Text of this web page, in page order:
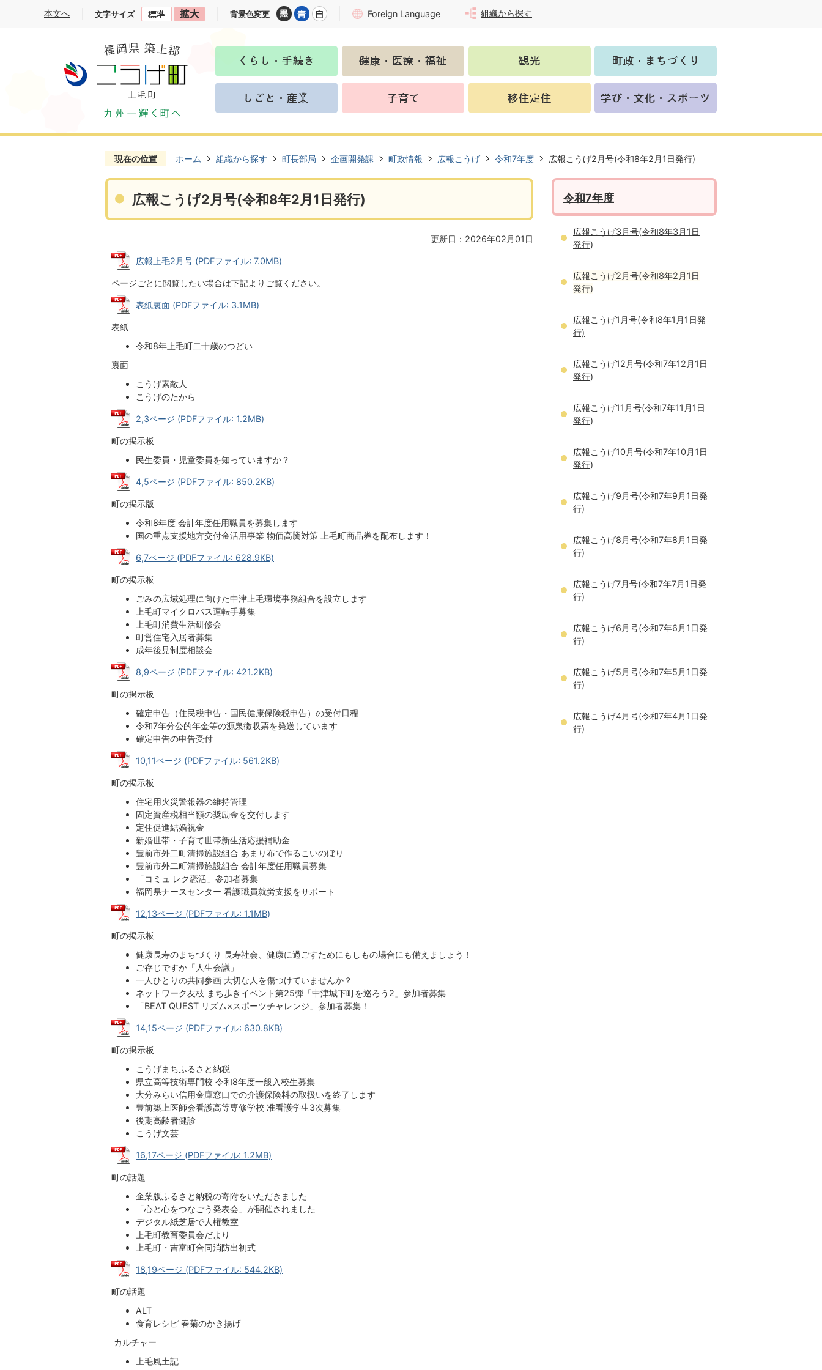
本文へ 文字サイズ 背景色変更 Foreign Language 組織から探す
現在の位置 ホーム 組織から探す 町長部局 企画開発課 町政情報 広報こうげ 令和7年度 広報こうげ2月号(令和8年2月1日発行)
広報こうげ2月号(令和8年2月1日発行)
更新日：2026年02月01日
広報上毛2月号 (PDFファイル: 7.0MB)
ページごとに閲覧したい場合は下記よりご覧ください。
表紙裏面 (PDFファイル: 3.1MB)
表紙
令和8年上毛町二十歳のつどい
裏面
こうげ素敵人
こうげのたから
2,3ページ (PDFファイル: 1.2MB)
町の掲示板
民生委員・児童委員を知っていますか？
4,5ページ (PDFファイル: 850.2KB)
町の掲示版
令和8年度 会計年度任用職員を募集します
国の重点支援地方交付金活用事業 物価高騰対策 上毛町商品券を配布します！
6,7ページ (PDFファイル: 628.9KB)
町の掲示板
ごみの広域処理に向けた中津上毛環境事務組合を設立します
上毛町マイクロバス運転手募集
上毛町消費生活研修会
町営住宅入居者募集
成年後見制度相談会
8,9ページ (PDFファイル: 421.2KB)
町の掲示板
確定申告（住民税申告・国民健康保険税申告）の受付日程
令和7年分公的年金等の源泉徴収票を発送しています
確定申告の申告受付
10,11ページ (PDFファイル: 561.2KB)
町の掲示板
住宅用火災警報器の維持管理
固定資産税相当額の奨励金を交付します
定住促進結婚祝金
新婚世帯・子育て世帯新生活応援補助金
豊前市外二町清掃施設組合 あまり布で作るこいのぼり
豊前市外二町清掃施設組合 会計年度任用職員募集
「コミュ レク恋活」参加者募集
福岡県ナースセンター 看護職員就労支援をサポート
12,13ページ (PDFファイル: 1.1MB)
町の掲示板
健康長寿のまちづくり 長寿社会、健康に過ごすためにもしもの場合にも備えましょう！
ご存じですか「人生会議」
一人ひとりの共同参画 大切な人を傷つけていませんか？
ネットワーク友枝 まち歩きイベント第25弾「中津城下町を巡ろう2」参加者募集
「BEAT QUEST リズム×スポーツチャレンジ」参加者募集！
14,15ページ (PDFファイル: 630.8KB)
町の掲示板
こうげまちふるさと納税
県立高等技術専門校 令和8年度一般入校生募集
大分みらい信用金庫窓口での介護保険料の取扱いを終了します
豊前築上医師会看護高等専修学校 准看護学生3次募集
後期高齢者健診
こうげ文芸
16,17ページ (PDFファイル: 1.2MB)
町の話題
企業版ふるさと納税の寄附をいただきました
「心と心をつなごう発表会」が開催されました
デジタル紙芝居で人権教室
上毛町教育委員会だより
上毛町・吉富町合同消防出初式
18,19ページ (PDFファイル: 544.2KB)
町の話題
ALT
食育レシピ 春菊のかき揚げ
カルチャー
上毛風土記
令和7年度
広報こうげ3月号(令和8年3月1日
発行)
広報こうげ2月号(令和8年2月1日
発行)
広報こうげ1月号(令和8年1月1日発
行)
広報こうげ12月号(令和7年12月1日
発行)
広報こうげ11月号(令和7年11月1日
発行)
広報こうげ10月号(令和7年10月1日
発行)
広報こうげ9月号(令和7年9月1日発
行)
広報こうげ8月号(令和7年8月1日発
行)
広報こうげ7月号(令和7年7月1日発
行)
広報こうげ6月号(令和7年6月1日発
行)
広報こうげ5月号(令和7年5月1日発
行)
広報こうげ4月号(令和7年4月1日発
行)